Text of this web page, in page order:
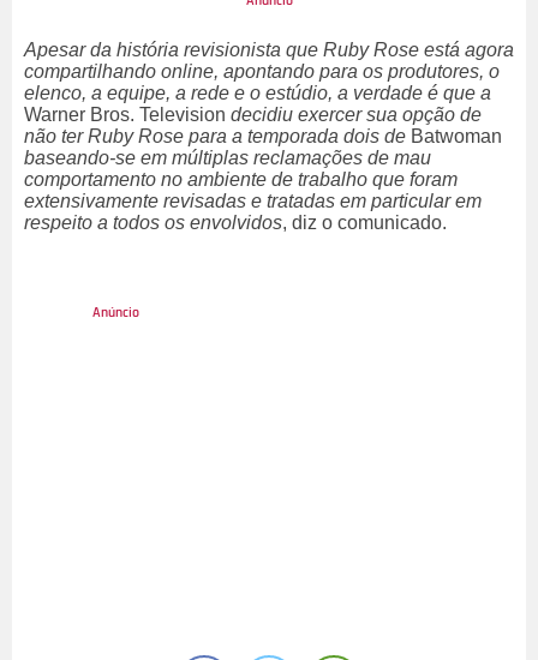
Apesar da história revisionista que Ruby Rose está agora
compartilhando online, apontando para os produtores, o
elenco, a equipe, a rede e o estúdio, a verdade é que a
Warner Bros. Television decidiu exercer sua opção de
não ter Ruby Rose para a temporada dois de Batwoman
baseando-se em múltiplas reclamações de mau
comportamento no ambiente de trabalho que foram
extensivamente revisadas e tratadas em particular em
respeito a todos os envolvidos, diz o comunicado.